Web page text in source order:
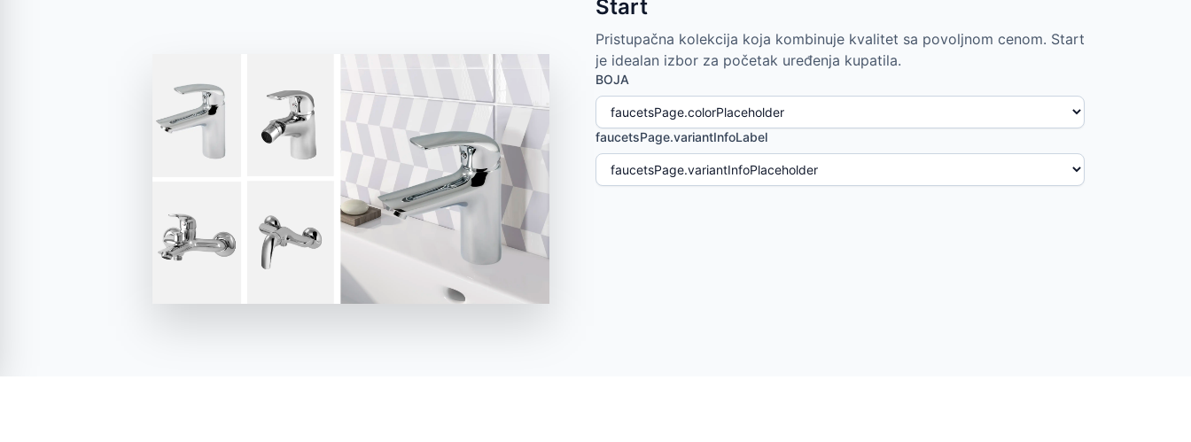
Start
Pristupačna kolekcija koja kombinuje kvalitet sa povoljnom cenom. Start
je idealan izbor za početak uređenja kupatila.
BOJA
faucetsPage.variantInfoLabel